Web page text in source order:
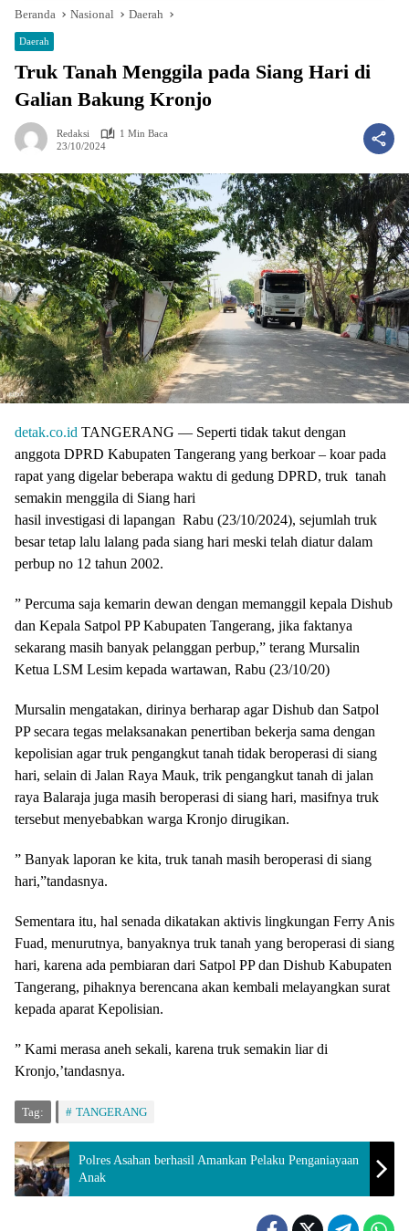
Beranda Nasional Daerah
Daerah
Truk Tanah Menggila pada Siang Hari di
Galian Bakung Kronjo
Redaksi
1 Min Baca
23/10/2024
detak.co.id TANGERANG — Seperti tidak takut dengan
anggota DPRD Kabupaten Tangerang yang berkoar – koar pada
rapat yang digelar beberapa waktu di gedung DPRD, truk tanah
semakin menggila di Siang hari
hasil investigasi di lapangan Rabu (23/10/2024), sejumlah truk
besar tetap lalu lalang pada siang hari meski telah diatur dalam
perbup no 12 tahun 2002.
” Percuma saja kemarin dewan dengan memanggil kepala Dishub
dan Kepala Satpol PP Kabupaten Tangerang, jika faktanya
sekarang masih banyak pelanggan perbup,” terang Mursalin
Ketua LSM Lesim kepada wartawan, Rabu (23/10/20)
Mursalin mengatakan, dirinya berharap agar Dishub dan Satpol
PP secara tegas melaksanakan penertiban bekerja sama dengan
kepolisian agar truk pengangkut tanah tidak beroperasi di siang
hari, selain di Jalan Raya Mauk, trik pengangkut tanah di jalan
raya Balaraja juga masih beroperasi di siang hari, masifnya truk
tersebut menyebabkan warga Kronjo dirugikan.
” Banyak laporan ke kita, truk tanah masih beroperasi di siang
hari,”tandasnya.
Sementara itu, hal senada dikatakan aktivis lingkungan Ferry Anis
Fuad, menurutnya, banyaknya truk tanah yang beroperasi di siang
hari, karena ada pembiaran dari Satpol PP dan Dishub Kabupaten
Tangerang, pihaknya berencana akan kembali melayangkan surat
kepada aparat Kepolisian.
” Kami merasa aneh sekali, karena truk semakin liar di
Kronjo,’tandasnya.
Tag: TANGERANG
Polres Asahan berhasil Amankan Pelaku Penganiayaan
Anak